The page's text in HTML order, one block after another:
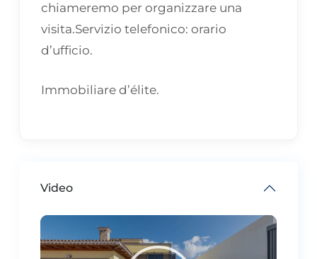
chiameremo per organizzare una
visita.Servizio telefonico: orario
d’ufficio.
Immobiliare d’élite.
Video